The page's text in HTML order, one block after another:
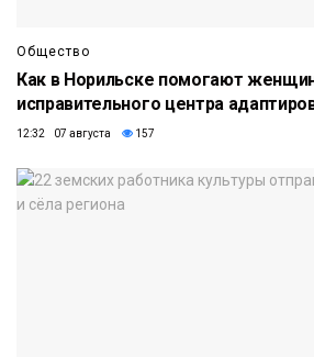
Общество
Как в Норильске помогают
исправительного центра
12:32 07 августа 157